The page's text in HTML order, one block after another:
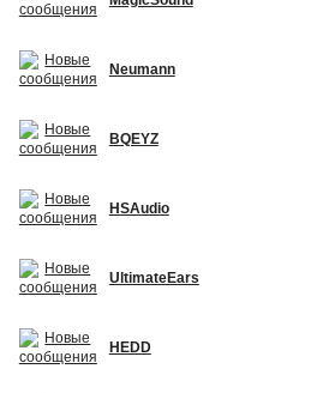
Neumann
BQEYZ
HSAudio
UltimateEars
HEDD